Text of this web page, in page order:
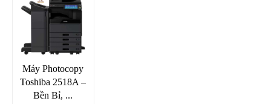
Máy Photocopy
Toshiba 2518A –
Bền Bỉ, ...